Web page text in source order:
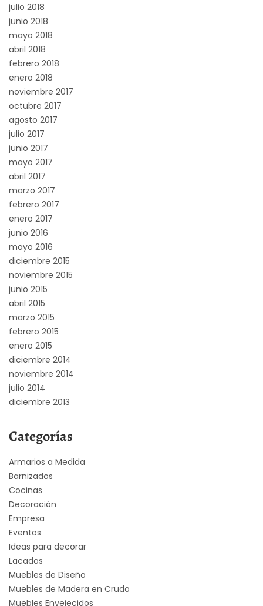
julio 2018
junio 2018
mayo 2018
abril 2018
febrero 2018
enero 2018
noviembre 2017
octubre 2017
agosto 2017
julio 2017
junio 2017
mayo 2017
abril 2017
marzo 2017
febrero 2017
enero 2017
junio 2016
mayo 2016
diciembre 2015
noviembre 2015
junio 2015
abril 2015
marzo 2015
febrero 2015
enero 2015
diciembre 2014
noviembre 2014
julio 2014
diciembre 2013
Categorías
Armarios a Medida
Barnizados
Cocinas
Decoración
Empresa
Eventos
Ideas para decorar
Lacados
Muebles de Diseño
Muebles de Madera en Crudo
Muebles Envejecidos